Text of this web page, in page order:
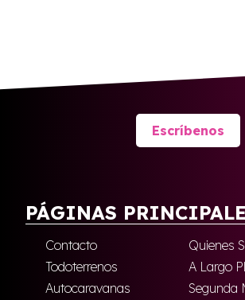
Escríbenos
PÁGINAS
Contacto
Quienes
Todoterrenos
A Largo
Autocaravanas
Segunda